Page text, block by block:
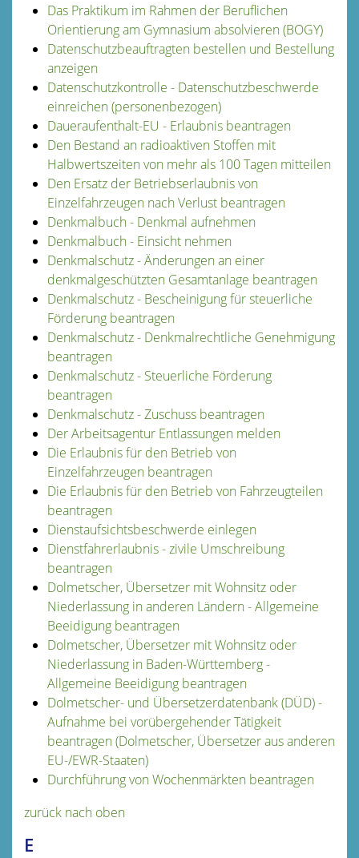
Das Praktikum im Rahmen der Beruflichen
Orientierung am Gymnasium absolvieren (BOGY)
Datenschutzbeauftragten bestellen und Bestellung
anzeigen
Datenschutzkontrolle - Datenschutzbeschwerde
einreichen (personenbezogen)
Daueraufenthalt-EU - Erlaubnis beantragen
Den Bestand an radioaktiven Stoffen mit
Halbwertszeiten von mehr als 100 Tagen mitteilen
Den Ersatz der Betriebserlaubnis von
Einzelfahrzeugen nach Verlust beantragen
Denkmalbuch - Denkmal aufnehmen
Denkmalbuch - Einsicht nehmen
Denkmalschutz - Änderungen an einer
denkmalgeschützten Gesamtanlage beantragen
Denkmalschutz - Bescheinigung für steuerliche
Förderung beantragen
Denkmalschutz - Denkmalrechtliche Genehmigung
beantragen
Denkmalschutz - Steuerliche Förderung
beantragen
Denkmalschutz - Zuschuss beantragen
Der Arbeitsagentur Entlassungen melden
Die Erlaubnis für den Betrieb von
Einzelfahrzeugen beantragen
Die Erlaubnis für den Betrieb von Fahrzeugteilen
beantragen
Dienstaufsichtsbeschwerde einlegen
Dienstfahrerlaubnis - zivile Umschreibung
beantragen
Dolmetscher, Übersetzer mit Wohnsitz oder
Niederlassung in anderen Ländern - Allgemeine
Beeidigung beantragen
Dolmetscher, Übersetzer mit Wohnsitz oder
Niederlassung in Baden-Württemberg -
Allgemeine Beeidigung beantragen
Dolmetscher- und Übersetzerdatenbank (DÜD) -
Aufnahme bei vorübergehender Tätigkeit
beantragen (Dolmetscher, Übersetzer aus anderen
EU-/EWR-Staaten)
Durchführung von Wochenmärkten beantragen
zurück nach oben
E